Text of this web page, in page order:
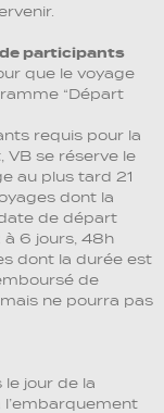
participants
que le voyage
“Départ
requis pour la
VB se réserve le
au plus tard 21
dont la
de départ
à 6 jours, 48h
dont la durée est
de
ne pourra pas
jour de la